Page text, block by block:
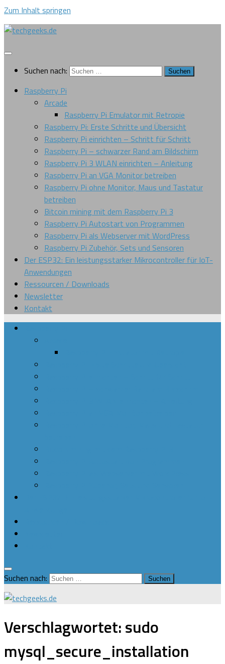
Zum Inhalt springen
Suchen nach:
Raspberry Pi
Arcade
Raspberry Pi Emulator mit Retropie
Raspberry Pi: Erste Schritte und Übersicht
Raspberry Pi einrichten – Schritt für Schritt
Raspberry Pi – schwarzer Rand am Bildschirm
Raspberry Pi 3 WLAN einrichten – Anleitung
Raspberry Pi an VGA Monitor betreiben
Raspberry Pi ohne Monitor, Maus und Tastatur
betreiben
Bitcoin mining mit dem Raspberry Pi 3
Raspberry Pi Autostart von Programmen
Raspberry Pi als Webserver mit WordPress
Raspberry Pi Zubehör, Sets und Sensoren
Der ESP32: Ein leistungsstarker Mikrocontroller für IoT-
Anwendungen
Ressourcen / Downloads
Newsletter
Kontakt
Suchen nach:
Verschlagwortet:sudo
mysql_secure_installation